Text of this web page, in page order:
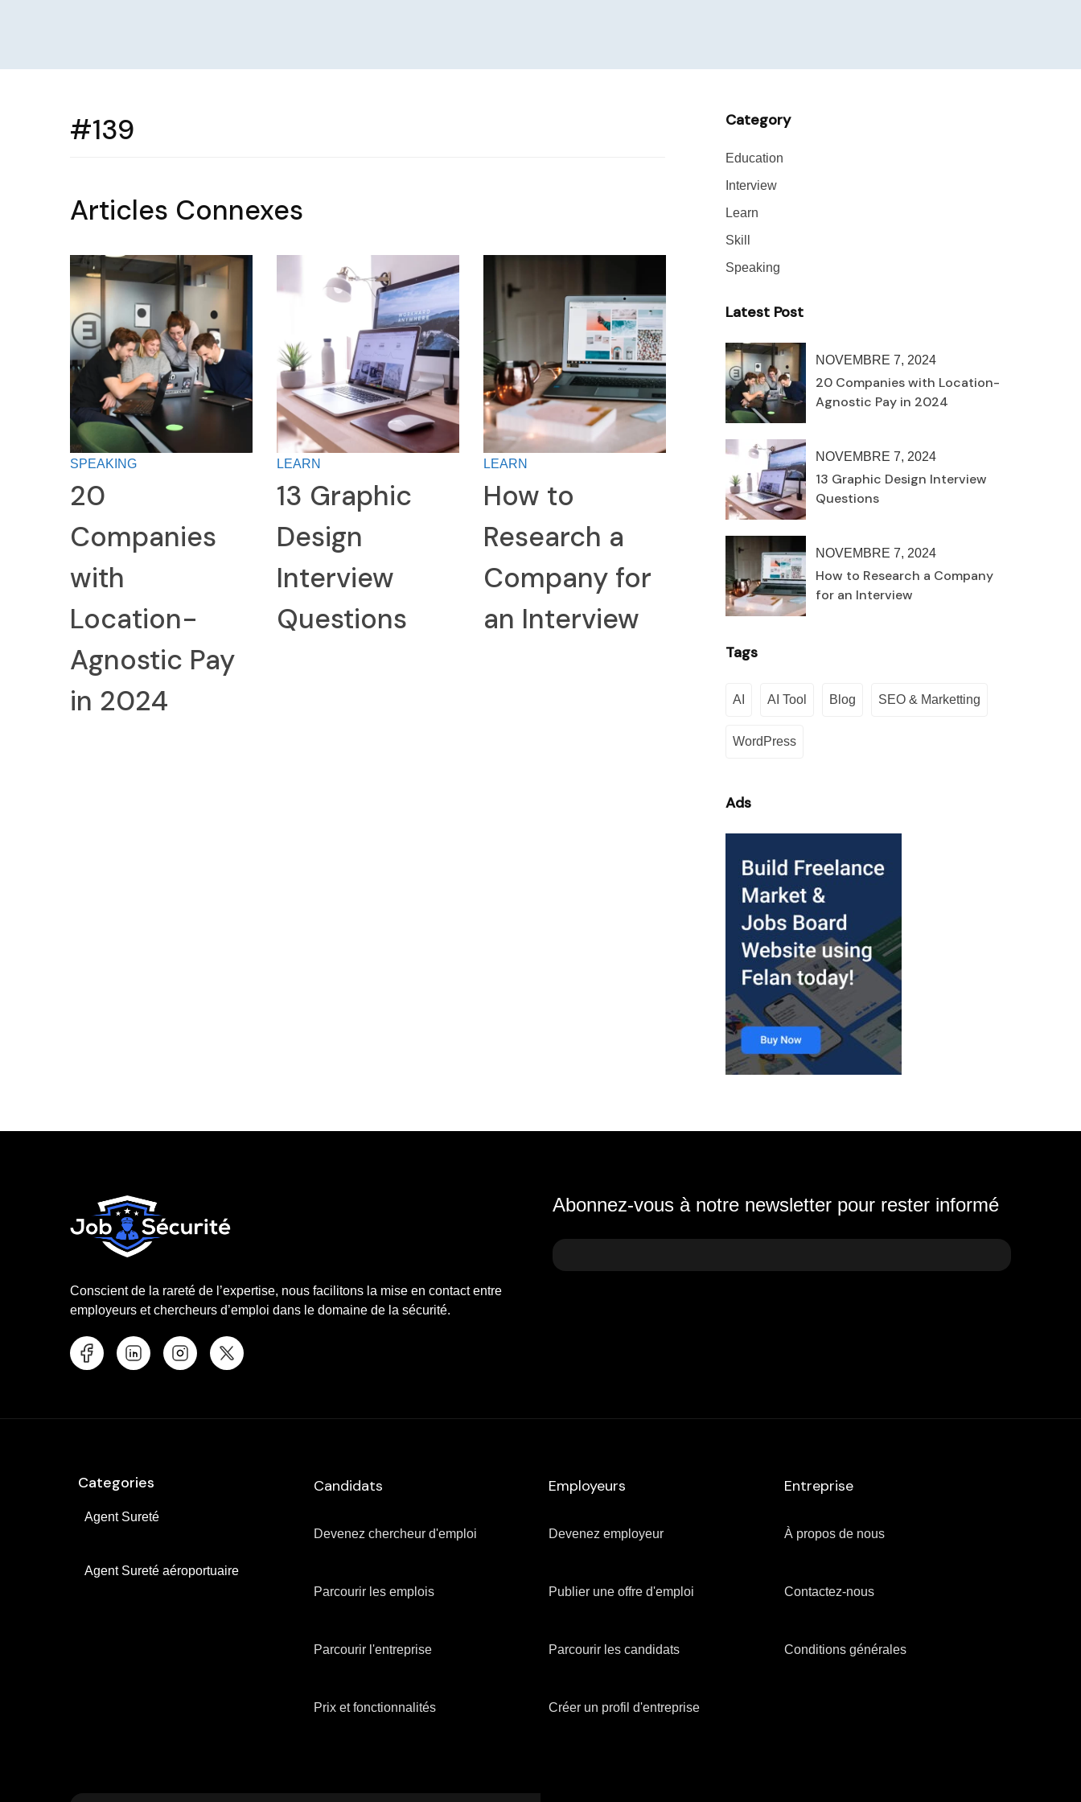
#139
Articles Connexes
SPEAKING
20
Companies
with
Location-
Agnostic Pay
in 2024
LEARN
13 Graphic
Design
Interview
Questions
LEARN
How to
Research a
Company for
an Interview
Category
Education
Interview
Learn
Skill
Speaking
Latest Post
NOVEMBRE 7, 2024
20 Companies with Location-
Agnostic Pay in 2024
NOVEMBRE 7, 2024
13 Graphic Design Interview
Questions
NOVEMBRE 7, 2024
How to Research a Company
for an Interview
Tags
AI AI Tool Blog SEO & Marketting
WordPress
Ads
Conscient de la rareté de l’expertise, nous facilitons la mise en contact entre
employeurs et chercheurs d’emploi dans le domaine de la sécurité.
Abonnez-vous à notre newsletter pour rester informé
Categories
Agent Sureté
Agent Sureté aéroportuaire
Candidats
Devenez chercheur d'emploi
Parcourir les emplois
Parcourir l'entreprise
Prix ​​et fonctionnalités
Employeurs
Devenez employeur
Publier une offre d'emploi
Parcourir les candidats
Créer un profil d'entreprise
Entreprise
À propos de nous
Contactez-nous
Conditions générales